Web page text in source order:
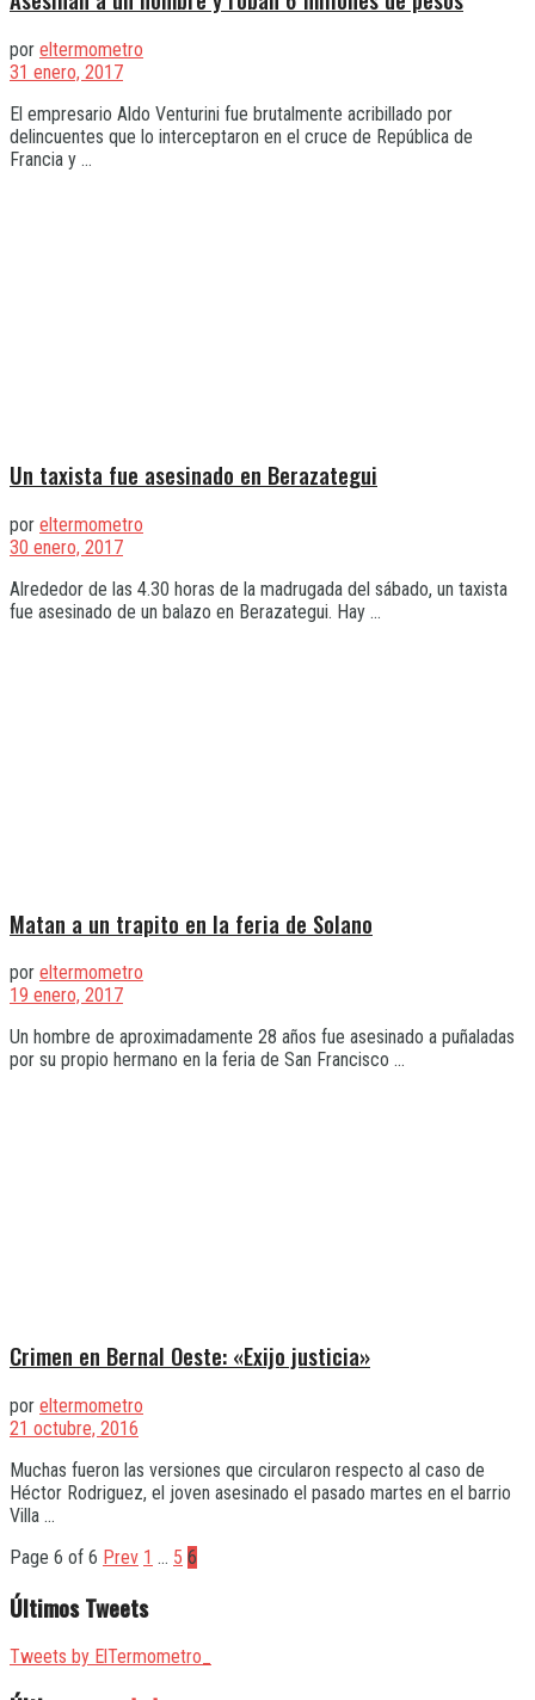
por eltermometro
31 enero, 2017
El empresario Aldo Venturini fue brutalmente acribillado por
delincuentes que lo interceptaron en el cruce de República de
Francia y ...
Un taxista fue asesinado en Berazategui
por eltermometro
30 enero, 2017
Alrededor de las 4.30 horas de la madrugada del sábado, un taxista
fue asesinado de un balazo en Berazategui. Hay ...
Matan a un trapito en la feria de Solano
por eltermometro
19 enero, 2017
Un hombre de aproximadamente 28 años fue asesinado a puñaladas
por su propio hermano en la feria de San Francisco ...
Crimen en Bernal Oeste: «Exijo justicia»
por eltermometro
21 octubre, 2016
Muchas fueron las versiones que circularon respecto al caso de
Héctor Rodriguez, el joven asesinado el pasado martes en el barrio
Villa ...
Page 6 of 6 Prev 1 … 5 6
Últimos Tweets
Tweets by ElTermometro_